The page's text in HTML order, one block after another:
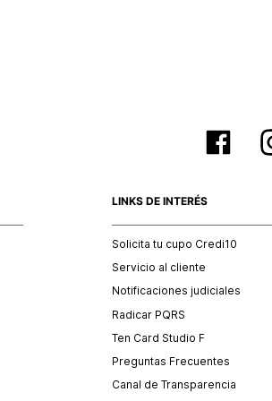
LINKS DE INTERÉS
Solicita tu cupo Credi10
Servicio al cliente
Notificaciones judiciales
Radicar PQRS
Ten Card Studio F
Preguntas Frecuentes
Canal de Transparencia